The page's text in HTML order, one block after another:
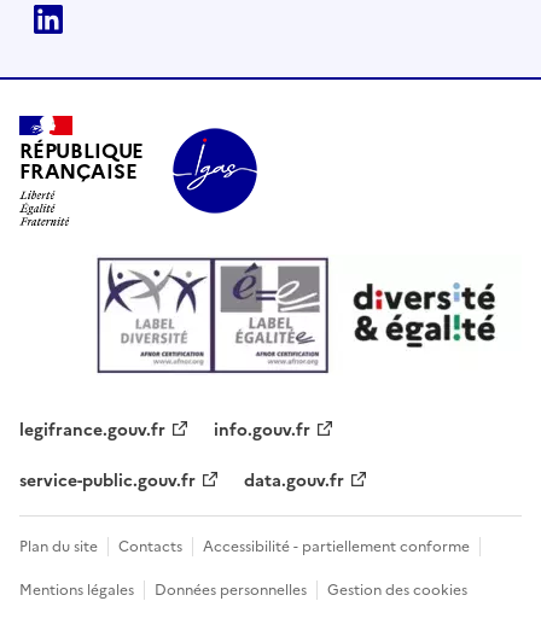
RÉPUBLIQUE
FRANÇAISE
legifrance.gouv.fr
info.gouv.fr
service-public.gouv.fr
data.gouv.fr
Plan du site Contacts
Accessibilité - partiellement conforme
Mentions légales
Données personnelles Gestion des cookies